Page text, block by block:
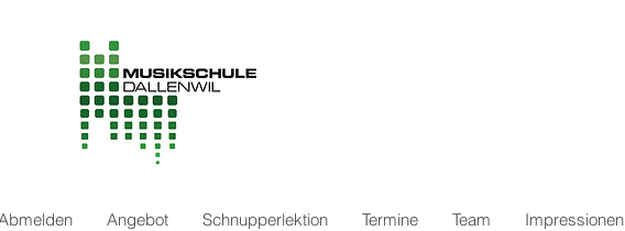
Angebot Schnupperlektion Termine Team Impressionen